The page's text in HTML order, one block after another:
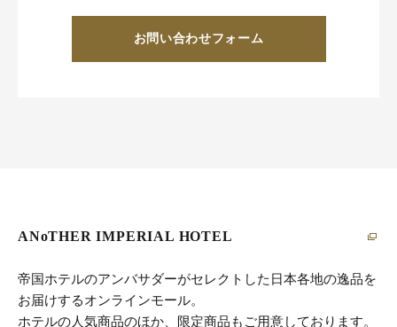
お問い合わせフォーム
ANoTHER IMPERIAL HOTEL
帝国ホテルのアンバサダーがセレクトした日本各地の逸品を
お届けするオンラインモール。
ホテルの人気商品のほか、限定商品もご用意しております。